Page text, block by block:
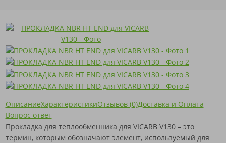
ОписаниеХарактеристикиОтзывов (0)Доставка и Оплата
Вопрос ответ
Прокладка для теплообменника для VICARB V130 – это
термин, которым обозначают элемент, используемый для